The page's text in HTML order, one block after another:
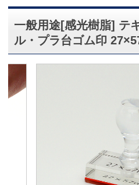
一般用途[感光樹脂] テ
ル・プラ台ゴム印